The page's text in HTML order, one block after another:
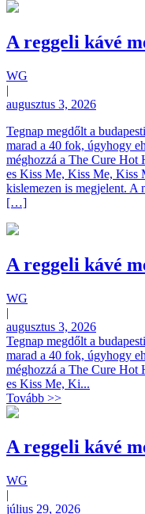
A reggeli kávé
WG
|
augusztus 3, 2026
Tegnap megdőlt a
marad a 40 fok, úgyhogy
méghozzá a The Cure Hot
es Kiss Me, Kiss Me, Kiss
kislemezen is megjelent. A
[…]
A reggeli kávé
WG
|
augusztus 3, 2026
Tegnap megdőlt a
marad a 40 fok, úgyhogy
méghozzá a The Cure Hot
es Kiss Me, Ki...
Tovább >>
A reggeli kávé
WG
|
július 29, 2026